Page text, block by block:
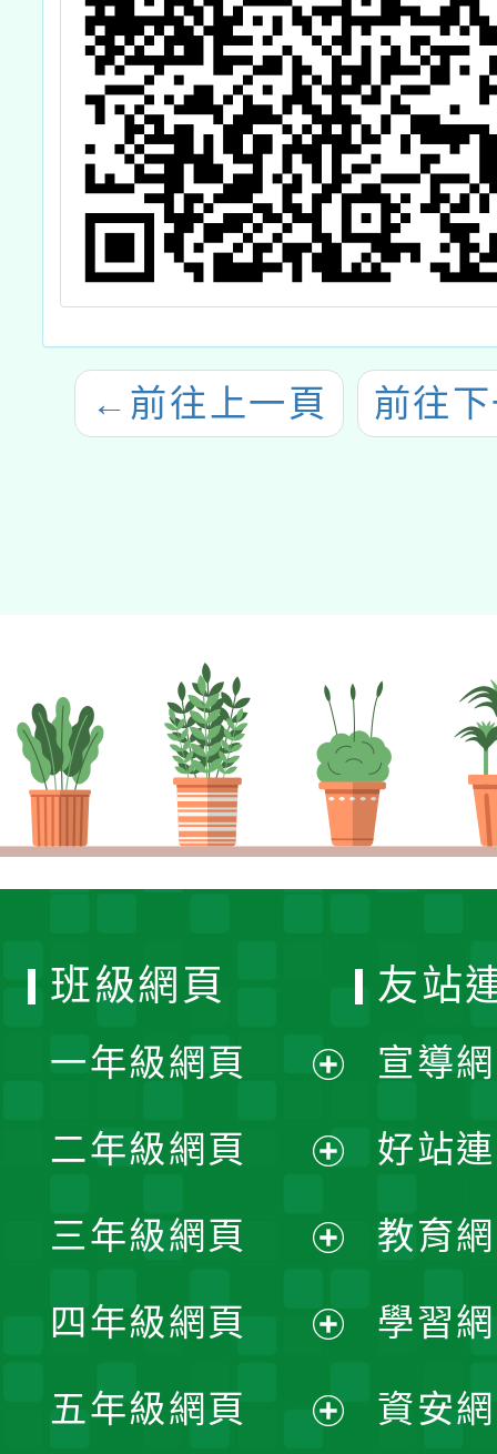
← 前往上一頁 前往
班級網頁
一年級網頁
開
選
單
二年級網頁
開
選
單
三年級網頁
開
選
四年級網頁
開
五年級網頁
友站
宣導
好站
教育
學習
資安